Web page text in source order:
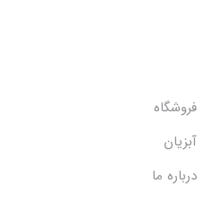
فروشگاه
آبزیان
درباره ما